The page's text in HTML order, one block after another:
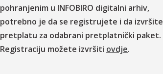
pohranjenim u INFOBIRO digitalni arhiv,
potrebno je da se registrujete i da izvršite
pretplatu za odabrani pretplatnički paket.
Registraciju možete izvršiti ovdje.